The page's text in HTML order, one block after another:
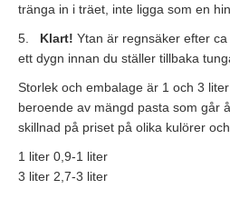
tränga in i träet, inte ligga som en
5. Klart! Ytan är regnsäker efter
ett dygn innan du ställer tillbaka
Storlek och embalage är 1 och 3
beroende av mängd pasta som går
skillnad på priset på olika kulörer
1 liter 0,9-1 liter
3 liter 2,7-3 liter